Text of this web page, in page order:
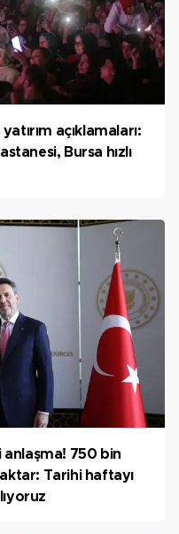
açıklamaları:
Bursa hızlı
anlaşma! 750 bin
Tarihi haftayı